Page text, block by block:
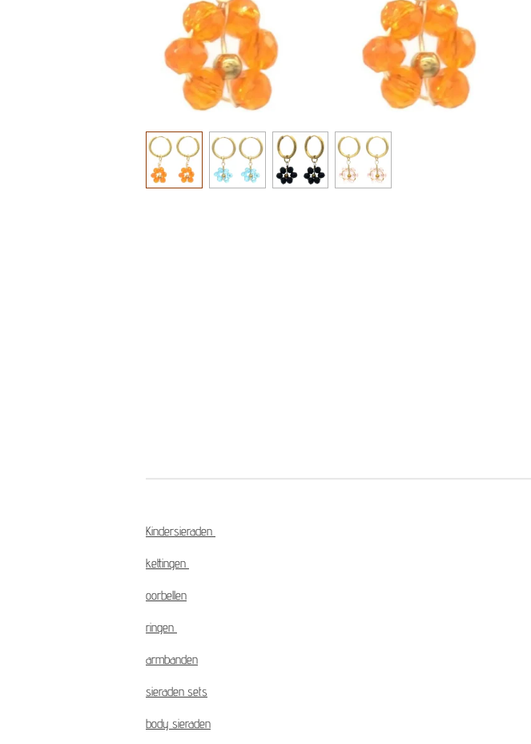
Kindersieraden
kettingen
oorbellen
ringen
armbanden
sieraden sets
body sieraden